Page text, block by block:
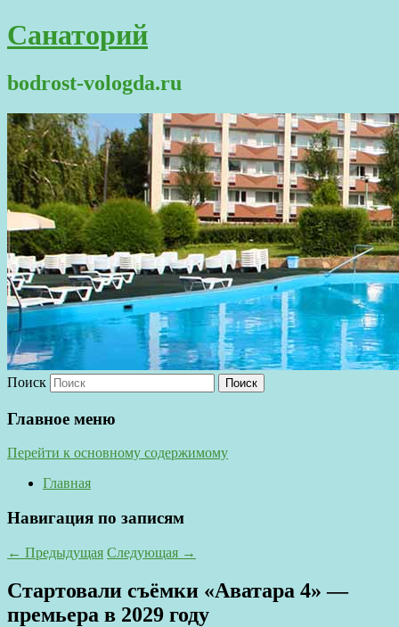
Санаторий
bodrost-vologda.ru
Поиск
Главное меню
Перейти к основному содержимому
Главная
Навигация по записям
← Предыдущая Следующая →
Стартовали съёмки «Аватара 4» —
премьера в 2029 году